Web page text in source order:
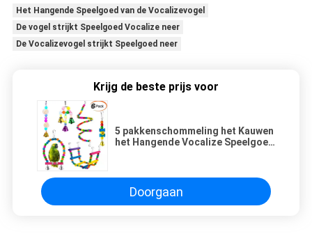
Het Hangende Speelgoed van de Vocalizevogel
De vogel strijkt Speelgoed Vocalize neer
De Vocalizevogel strijkt Speelgoed neer
Krijg de beste prijs voor
5 pakkenschommeling het Kauwen
het Hangende Vocalize Speelgoed
Doorgaan